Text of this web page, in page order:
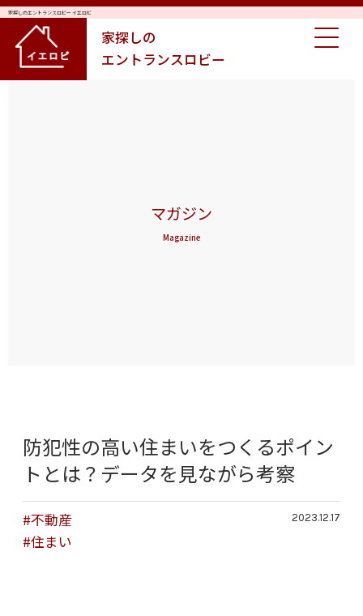
家探しのエントランスロビー イエロビ
家探しの
エントランスロビー
マガジン
Magazine
防犯性の高い住まいをつくるポイン
トとは？データを見ながら考察
#不動産
#住まい
2023.12.17